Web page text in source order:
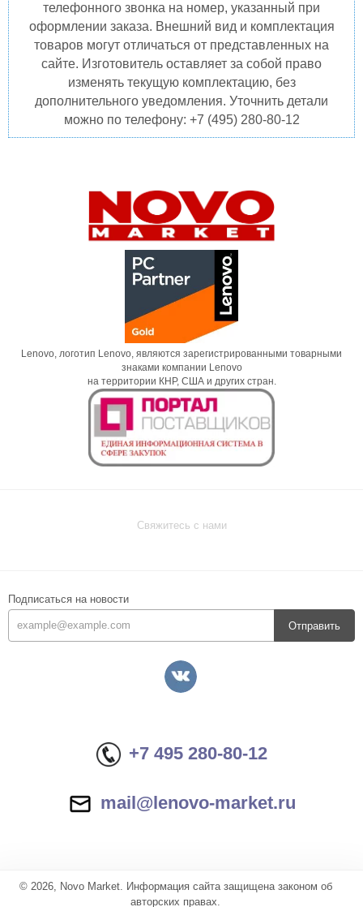
телефонного звонка на номер, указанный при
оформлении заказа. Внешний вид и комплектация
товаров могут отличаться от представленных на
сайте. Изготовитель оставляет за собой право
изменять текущую комплектацию, без
дополнительного уведомления. Уточнить детали
можно по телефону: +7 (495) 280-80-12
Lenovo, логотип Lenovo, являются зарегистрированными товарными
знаками компании Lenovo
на территории КНР, США и других стран.
Свяжитесь с нами
Подписаться на новости
Отправить
+7 495 280-80-12
mail@lenovo-market.ru
© 2026, Novo Market. Информация сайта защищена законом об
авторских правах.